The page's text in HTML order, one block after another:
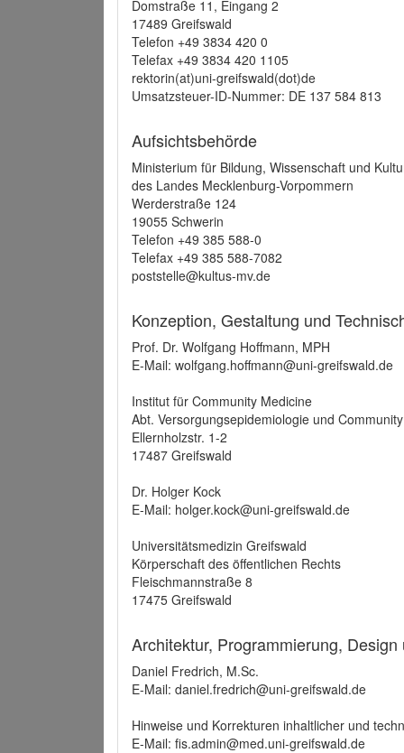
Domstraße 11, Eingang 2
17489 Greifswald
Telefon +49 3834 420 0
Telefax +49 3834 420 1105
rektorin(at)uni-greifswald(dot)de
Umsatzsteuer-ID-Nummer: DE 137 584 813
Aufsichtsbehörde
Ministerium für Bildung, Wissenschaft und
des Landes Mecklenburg-Vorpommern
Werderstraße 124
19055 Schwerin
Telefon +49 385 588-0
Telefax +49 385 588-7082
poststelle@kultus-mv.de
Konzeption, Gestaltung und
Prof. Dr. Wolfgang Hoffmann, MPH
E-Mail: wolfgang.hoffmann@uni-greifswald.de
Institut für Community Medicine
Abt. Versorgungsepidemiologie und
Ellernholzstr. 1-2
17487 Greifswald
Dr. Holger Kock
E-Mail: holger.kock@uni-greifswald.de
Universitätsmedizin Greifswald
Körperschaft des öffentlichen Rechts
Fleischmannstraße 8
17475 Greifswald
Architektur, Programmierung,
Daniel Fredrich, M.Sc.
E-Mail: daniel.fredrich@uni-greifswald.de
Hinweise und Korrekturen inhaltlicher und
E-Mail: fis.admin@med.uni-greifswald.de